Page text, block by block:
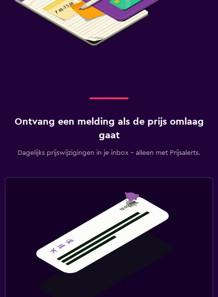
Ontvang een melding als de prijs omlaag
gaat
Dagelijks prijswijzigingen in je inbox - alleen met Prijsalerts.